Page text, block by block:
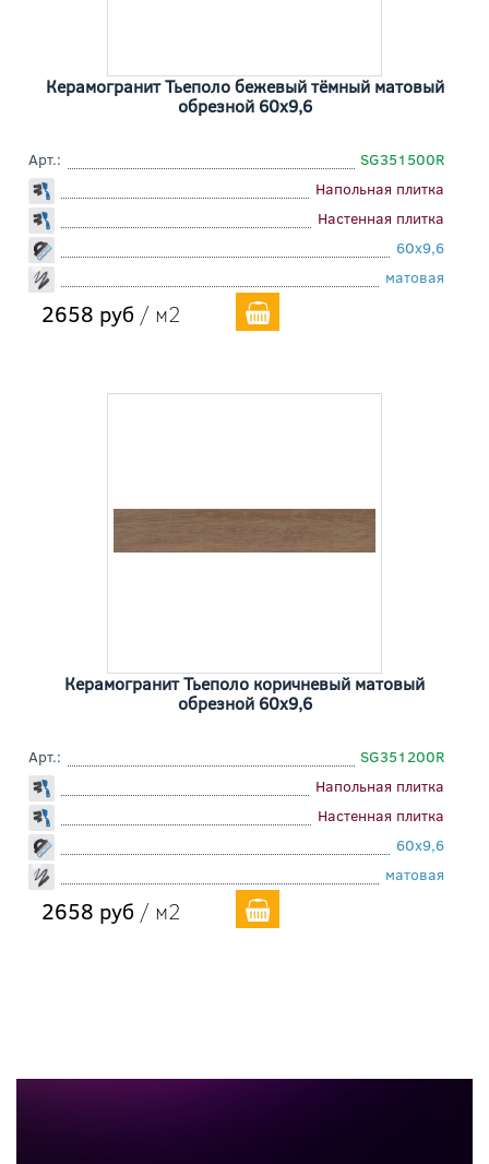
Керамогранит Тьеполо бежевый тёмный матовый
обрезной 60x9,6
Арт.:
SG351500R
Напольная плитка
Настенная плитка
60x9,6
матовая
2658 руб / м2
Керамогранит Тьеполо коричневый матовый
обрезной 60x9,6
Арт.:
SG351200R
Напольная плитка
Настенная плитка
60x9,6
матовая
2658 руб / м2